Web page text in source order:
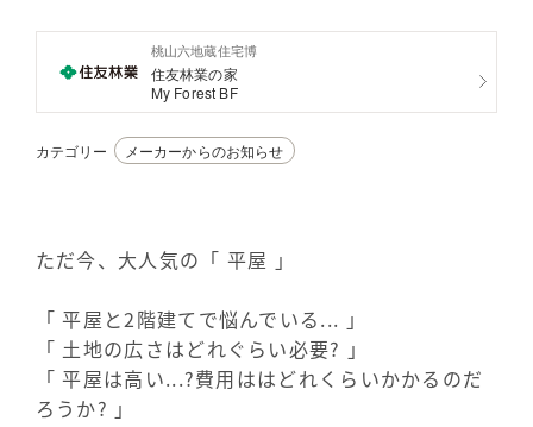
アクセス
好みからモデルハウスを探す
住まいづくりお役立ち情報
マイページ
桃山六地蔵住宅博
住友林業の家
My Forest BF
カテゴリー メーカーからのお知らせ
ただ今、大人気の「 平屋 」
「 平屋と2階建てで悩んでいる... 」
「 土地の広さはどれぐらい必要? 」
「 平屋は高い...?費用ははどれくらいかかるのだ
ろうか? 」